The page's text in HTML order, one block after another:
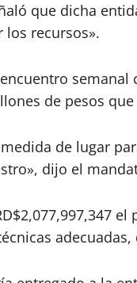
que dicha
los recursos».
de pesos
de lugar
dijo el